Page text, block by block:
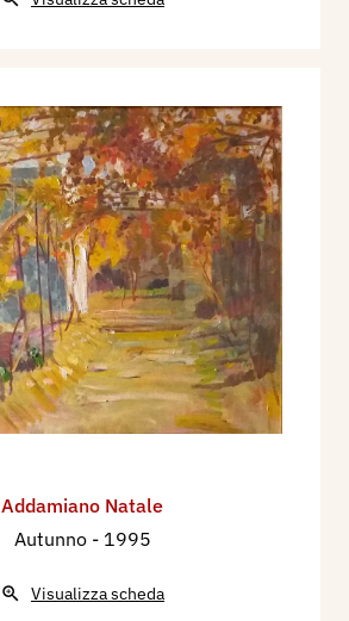
Addamiano Natale
Autunno - 1995
Visualizza scheda